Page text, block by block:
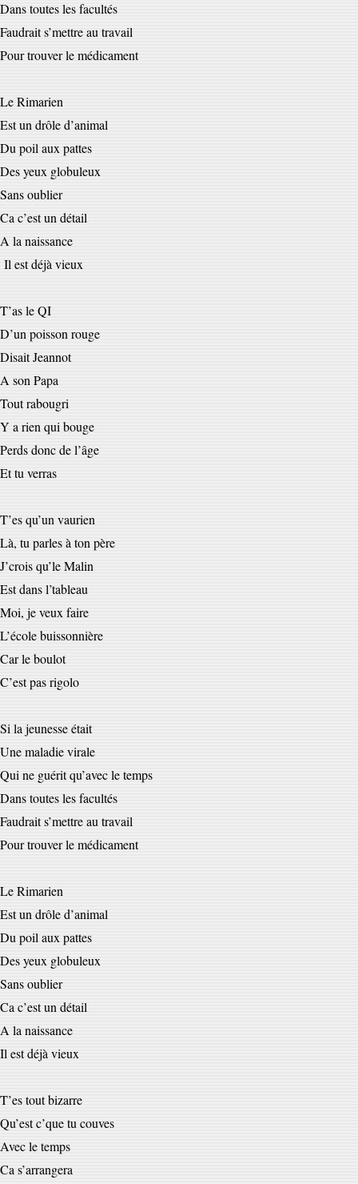
Dans toutes les facultés
Faudrait s’mettre au travail
Pour trouver le médicament
Le Rimarien
Est un drôle d’animal
Du poil aux pattes
Des yeux globuleux
Sans oublier
Ca c’est un détail
A la naissance
Il est déjà vieux
T’as le QI
D’un poisson rouge
Disait Jeannot
A son Papa
Tout rabougri
Y a rien qui bouge
Perds donc de l’âge
Et tu verras
T’es qu’un vaurien
Là, tu parles à ton père
J’crois qu’le Malin
Est dans l’tableau
Moi, je veux faire
L’école buissonnière
Car le boulot
C’est pas rigolo
Si la jeunesse était
Une maladie virale
Qui ne guérit qu’avec le temps
Dans toutes les facultés
Faudrait s’mettre au travail
Pour trouver le médicament
Le Rimarien
Est un drôle d’animal
Du poil aux pattes
Des yeux globuleux
Sans oublier
Ca c’est un détail
A la naissance
Il est déjà vieux
T’es tout bizarre
Qu’est c’que tu couves
Avec le temps
Ca s’arrangera